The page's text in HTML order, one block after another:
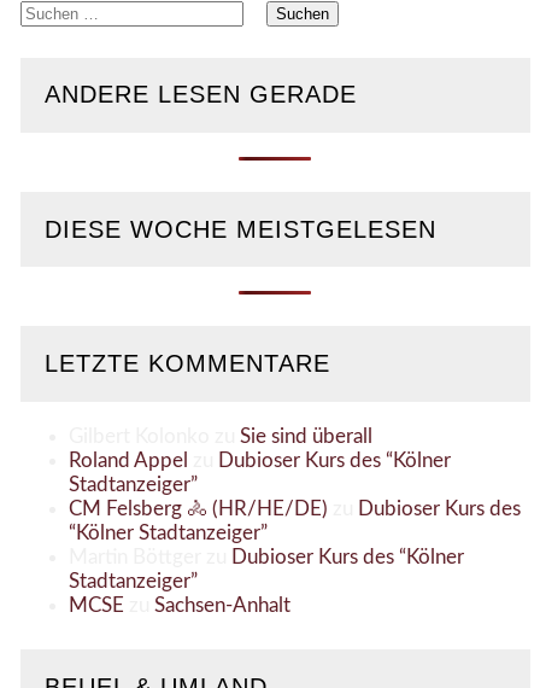
Suchen
ANDERE LESEN GERADE
DIESE WOCHE MEISTGELESEN
LETZTE KOMMENTARE
Sie sind überall
Roland Appel
Dubioser Kurs des “Kölner
Stadtanzeiger”
CM Felsberg 🚴 (HR/HE/DE)
Dubioser Kurs des
“Kölner Stadtanzeiger”
Dubioser Kurs des “Kölner
Stadtanzeiger”
MCSE
Sachsen-Anhalt